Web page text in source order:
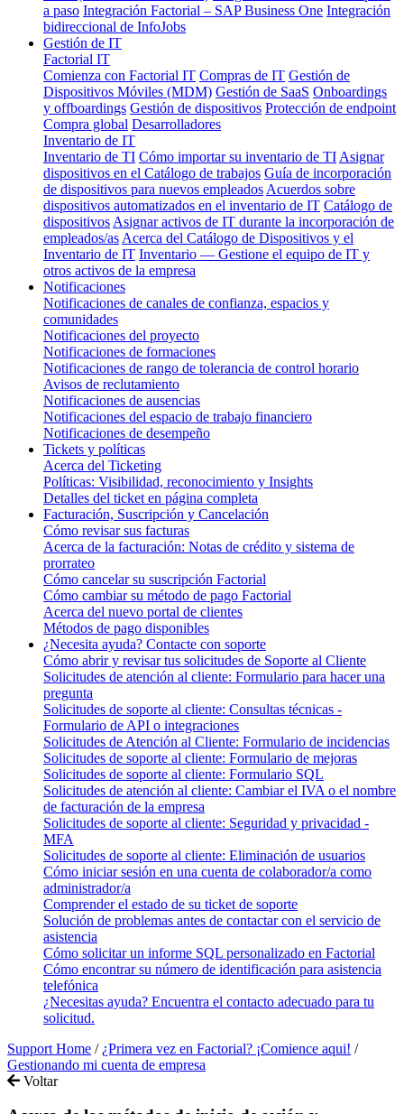
a paso Integración Factorial – SAP Business One Integración
bidireccional de InfoJobs
Gestión de IT
Factorial IT
Comienza con Factorial IT Compras de IT Gestión de
Dispositivos Móviles (MDM) Gestión de SaaS Onboardings
y offboardings Gestión de dispositivos Protección de endpoint
Compra global Desarrolladores
Inventario de IT
Inventario de TI Cómo importar su inventario de TI Asignar
dispositivos en el Catálogo de trabajos Guía de incorporación
de dispositivos para nuevos empleados Acuerdos sobre
dispositivos automatizados en el inventario de IT Catálogo de
dispositivos Asignar activos de IT durante la incorporación de
empleados/as Acerca del Catálogo de Dispositivos y el
Inventario de IT Inventario — Gestione el equipo de IT y
otros activos de la empresa
Notificaciones
Notificaciones de canales de confianza, espacios y
comunidades
Notificaciones del proyecto
Notificaciones de formaciones
Notificaciones de rango de tolerancia de control horario
Avisos de reclutamiento
Notificaciones de ausencias
Notificaciones del espacio de trabajo financiero
Notificaciones de desempeño
Tickets y políticas
Acerca del Ticketing
Políticas: Visibilidad, reconocimiento y Insights
Detalles del ticket en página completa
Facturación, Suscripción y Cancelación
Cómo revisar sus facturas
Acerca de la facturación: Notas de crédito y sistema de
prorrateo
Cómo cancelar su suscripción Factorial
Cómo cambiar su método de pago Factorial
Acerca del nuevo portal de clientes
Métodos de pago disponibles
¿Necesita ayuda? Contacte con soporte
Cómo abrir y revisar tus solicitudes de Soporte al Cliente
Solicitudes de atención al cliente: Formulario para hacer una
pregunta
Solicitudes de soporte al cliente: Consultas técnicas -
Formulario de API o integraciones
Solicitudes de Atención al Cliente: Formulario de incidencias
Solicitudes de soporte al cliente: Formulario de mejoras
Solicitudes de soporte al cliente: Formulario SQL
Solicitudes de atención al cliente: Cambiar el IVA o el nombre
de facturación de la empresa
Solicitudes de soporte al cliente: Seguridad y privacidad -
MFA
Solicitudes de soporte al cliente: Eliminación de usuarios
Cómo iniciar sesión en una cuenta de colaborador/a como
administrador/a
Comprender el estado de su ticket de soporte
Solución de problemas antes de contactar con el servicio de
asistencia
Cómo solicitar un informe SQL personalizado en Factorial
Cómo encontrar su número de identificación para asistencia
telefónica
¿Necesitas ayuda? Encuentra el contacto adecuado para tu
solicitud.
Support Home / ¿Primera vez en Factorial? ¡Comience aqui! /
Gestionando mi cuenta de empresa
Voltar